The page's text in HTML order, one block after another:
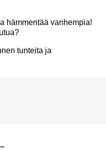
hämmentää vanhempia!
tunteita ja